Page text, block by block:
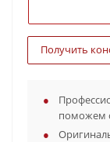
Получить
поможем